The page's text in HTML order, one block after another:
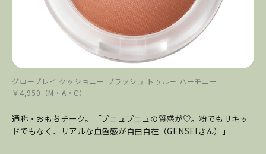
グロープレイ クッショニー ブラッシュ トゥルー ハーモニー
￥4,950（M・A・C）
通称・おもちチーク。「プニュプニュの質感が♡。粉でもリキッ
ドでもなく、リアルな血色感が自由自在（GENSEIさん）」